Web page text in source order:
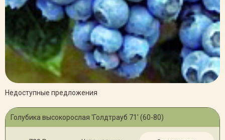
Недоступные предложения
Голубика высокорослая 'Голдтрауб 71' (60-80)